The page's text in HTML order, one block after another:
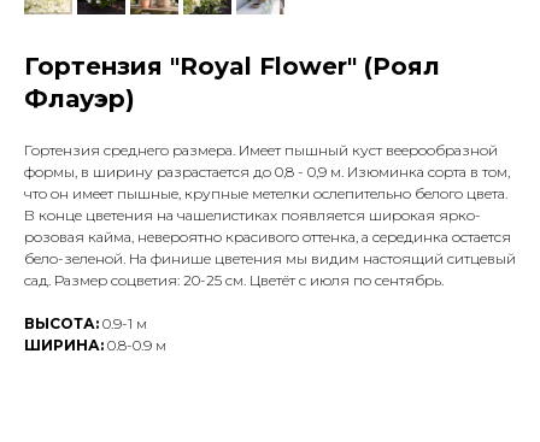
Гортензия "Royal Flower" (Роял
Флауэр)
Гортензия среднего размера. Имеет пышный куст веерообразной
формы, в ширину разрастается до 0,8 - 0,9 м. Изюминка сорта в том,
что он имеет пышные, крупные метелки ослепительно белого цвета.
В конце цветения на чашелистиках появляется широкая ярко-
розовая кайма, невероятно красивого оттенка, а серединка остается
бело-зеленой. На финише цветения мы видим настоящий ситцевый
сад. Размер соцветия: 20-25 см. Цветёт с июля по сентябрь.
ВЫСОТА: 0.9-1 м
ШИРИНА: 0.8-0.9 м